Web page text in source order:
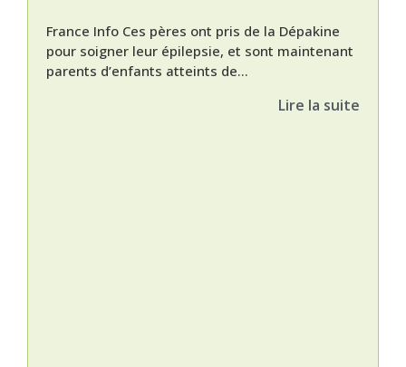
France Info Ces pères ont pris de la Dépakine
pour soigner leur épilepsie, et sont maintenant
parents d’enfants atteints de...
Lire la suite